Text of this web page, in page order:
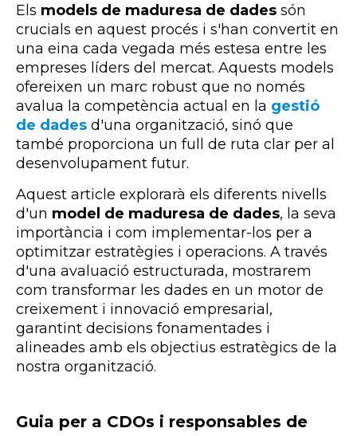
Els models de maduresa de dades són
crucials en aquest procés i s'han convertit en
una eina cada vegada més estesa entre les
empreses líders del mercat. Aquests models
ofereixen un marc robust que no només
avalua la competència actual en la gestió
de dades d'una organització, sinó que
també proporciona un full de ruta clar per al
desenvolupament futur.
Aquest article explorarà els diferents nivells
d'un model de maduresa de dades, la seva
importància i com implementar-los per a
optimitzar estratègies i operacions. A través
d'una avaluació estructurada, mostrarem
com transformar les dades en un motor de
creixement i innovació empresarial,
garantint decisions fonamentades i
alineades amb els objectius estratègics de la
nostra organització.
Guia per a CDOs i responsables de